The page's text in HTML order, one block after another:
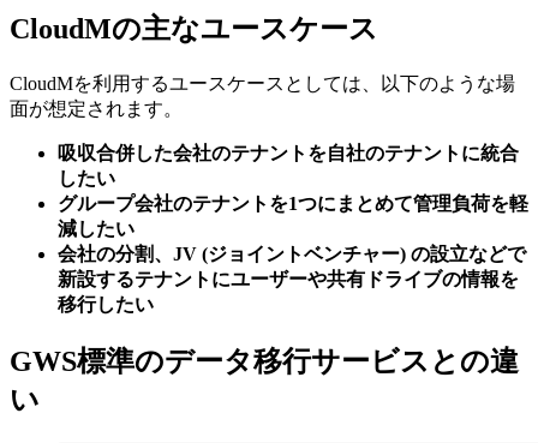
CloudMの主なユースケース
CloudMを利用するユースケースとしては、以下のような場
面が想定されます。
吸収合併した会社のテナントを自社のテナントに統合
したい
グループ会社のテナントを1つにまとめて管理負荷を軽
減したい
会社の分割、JV (ジョイントベンチャー) の設立などで
新設するテナントにユーザーや共有ドライブの情報を
移行したい
GWS標準のデータ移行サービスとの違
い